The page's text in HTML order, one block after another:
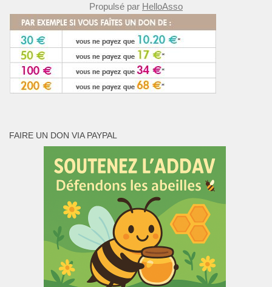
Propulsé par HelloAsso
FAIRE UN DON VIA PAYPAL